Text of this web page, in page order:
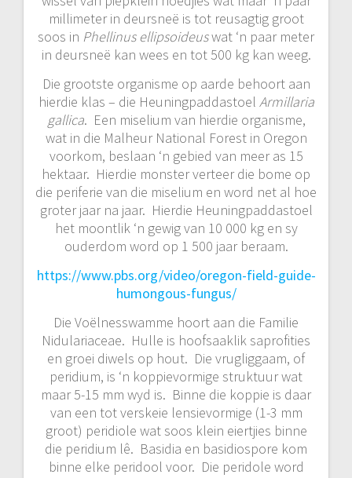
millimeter in deursneë is tot reusagtig groot
soos in Phellinus ellipsoideuswat ‘n paar meter
in deursneë kan wees en tot 500 kg kan weeg.
Die grootste organisme op aarde behoort aan
hierdie klas – die Heuningpaddastoel Armillaria
gallica. Een miselium van hierdie organisme,
wat in die Malheur National Forest in Oregon
voorkom, beslaan ‘n gebied van meer as 15
hektaar. Hierdie monster verteer die bome op
die periferie van die miselium en word net al hoe
groter jaar na jaar. Hierdie Heuningpaddastoel
het moontlik ‘n gewig van 10 000 kg en sy
ouderdom word op 1 500 jaar beraam.
https://www.pbs.org/video/oregon-field-guide-
humongous-fungus/
Die Voëlnesswamme hoort aan die Familie
Nidulariaceae. Hulle is hoofsaaklik saprofities
en groei diwels op hout. Die vrugliggaam, of
peridium, is ‘n koppievormige struktuur wat
maar 5-15 mm wyd is. Binne die koppie is daar
van een tot verskeie lensievormige (1-3 mm
groot) peridiole wat soos klein eiertjies binne
die peridium lê. Basidia en basidiospore kom
binne elke peridool voor. Die peridole word